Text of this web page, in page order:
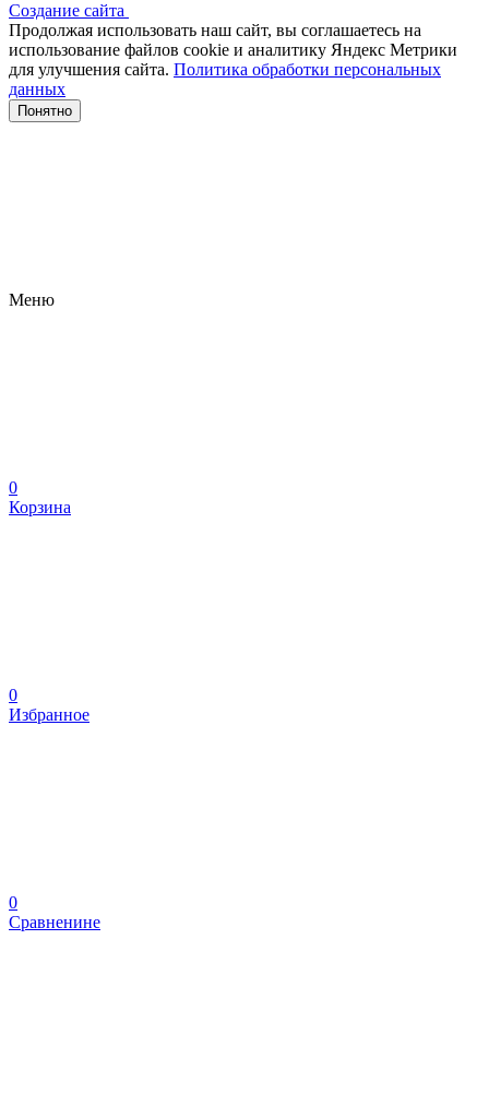
Создание сайта
Продолжая использовать наш сайт, вы соглашаетесь на
использование файлов сооkіе и аналитику Яндекс Метрики
для улучшения сайта. Политика обработки персональных
данных
Понятно
Меню
0
Корзина
0
Избранное
0
Сравненине